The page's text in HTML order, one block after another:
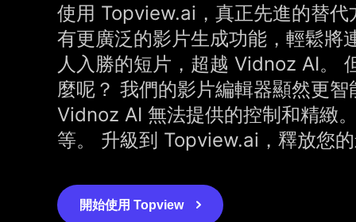
使用 Topview.ai，真正先進的替
有更廣泛的影片生成功能，輕鬆將
人入勝的短片，超越 Vidnoz AI。
麼呢？ 我們的影片編輯器顯然更
Vidnoz AI 無法提供的控制和精緻
等。 升級到 Topview.ai，釋放您
開始使用 Topview